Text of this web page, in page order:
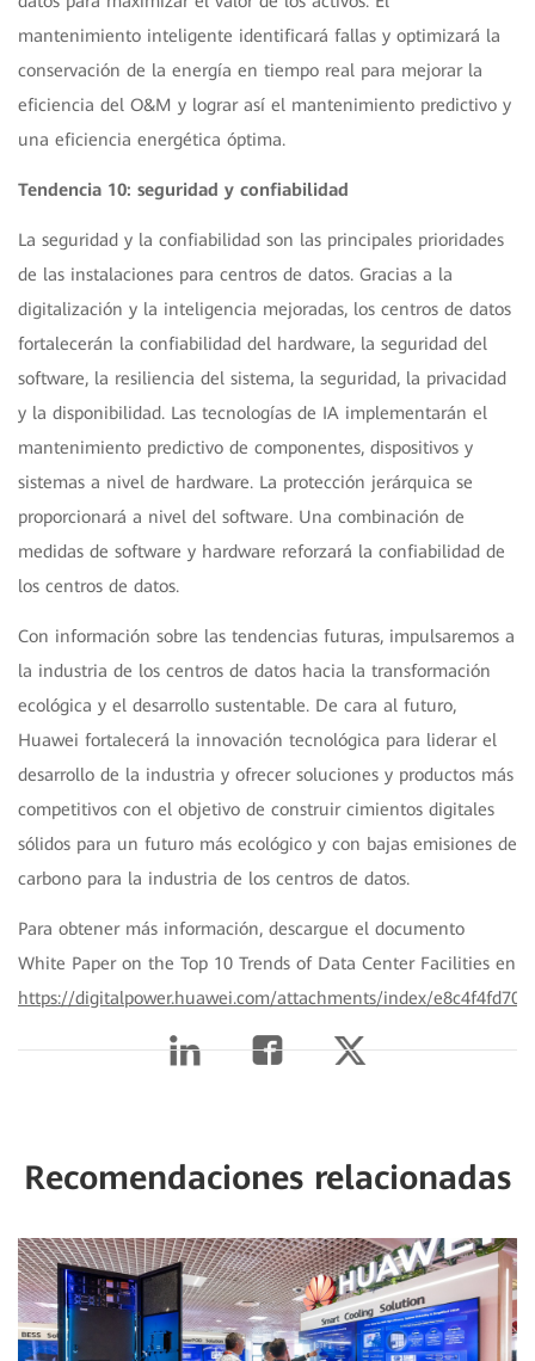
mantenimiento inteligente identificará fallas y optimizará la
conservación de la energía en tiempo real para mejorar la
eficiencia del O&M y lograr así el mantenimiento predictivo y
una eficiencia energética óptima.
Tendencia 10: seguridad y confiabilidad
La seguridad y la confiabilidad son las principales prioridades
de las instalaciones para centros de datos. Gracias a la
digitalización y la inteligencia mejoradas, los centros de datos
fortalecerán la confiabilidad del hardware, la seguridad del
software, la resiliencia del sistema, la seguridad, la privacidad
y la disponibilidad. Las tecnologías de IA implementarán el
mantenimiento predictivo de componentes, dispositivos y
sistemas a nivel de hardware. La protección jerárquica se
proporcionará a nivel del software. Una combinación de
medidas de software y hardware reforzará la confiabilidad de
los centros de datos.
Con información sobre las tendencias futuras, impulsaremos a
la industria de los centros de datos hacia la transformación
ecológica y el desarrollo sustentable. De cara al futuro,
Huawei fortalecerá la innovación tecnológica para liderar el
desarrollo de la industria y ofrecer soluciones y productos más
competitivos con el objetivo de construir cimientos digitales
sólidos para un futuro más ecológico y con bajas emisiones de
carbono para la industria de los centros de datos.
Para obtener más información, descargue el documento
White Paper on the Top 10 Trends of Data Center Facilities en
https://digitalpower.huawei.com/attachments/index/
Recomendaciones relacionadas